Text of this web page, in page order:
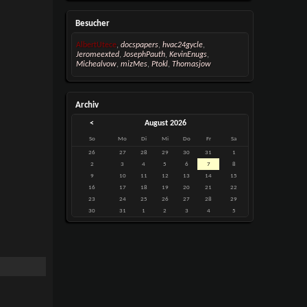
Besucher
AlbertUtece, docspapers, hvac24gycle,
Jeromeexted, JosephPauth, KevinEnugs,
Michealvow, mizMes, Ptokl, Thomasjow
Archiv
< August 2026
So Mo Di Mi Do Fr Sa
26 27 28 29 30 31
1
2
3 4 5 6 7
8
9
10 11 12 13 14
15
16
17 18 19 20 21
22
23
24 25 26 27 28
29
30
31 1 2 3 4 5